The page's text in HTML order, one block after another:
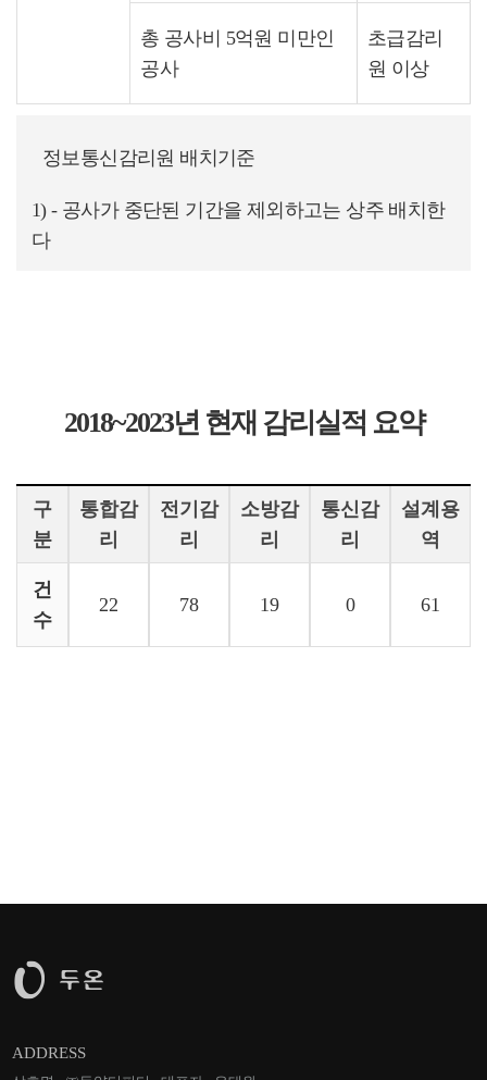
총 공사비 5억원 미만인
공사
초급감리
원 이상
정보통신감리원 배치기준
- 공사가 중단된 기간을 제외하고는 상주 배치한
다
2018~2023년 현재 감리실적 요약
구
분
통합감
리
전기감
리
소방감
리
통신감
리
설계용
역
건
수
22 78 19 0 61
ADDRESS